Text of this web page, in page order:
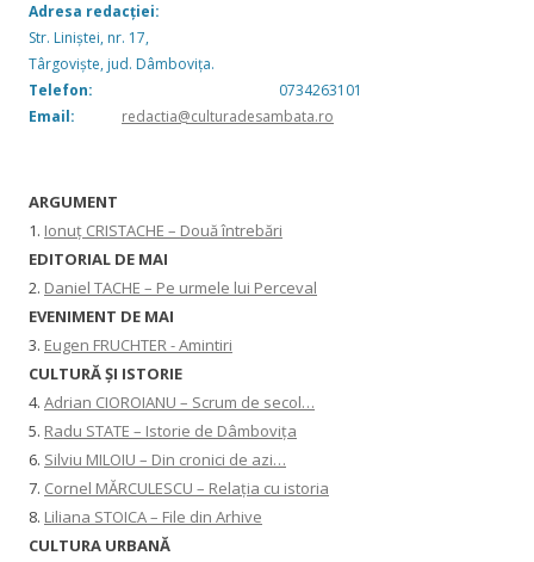
Adresa redacției:
Str. Liniștei, nr. 17,
Târgoviște, jud. Dâmbovița.
Telefon:
0734263101
Email: redactia@culturadesambata.ro
ARGUMENT
1. Ionuț CRISTACHE – Două întrebări
EDITORIAL DE MAI
2. Daniel TACHE – Pe urmele lui Perceval
EVENIMENT DE MAI
3. Eugen FRUCHTER - Amintiri
CULTURĂ ŞI ISTORIE
4. Adrian CIOROIANU – Scrum de secol…
5. Radu STATE – Istorie de Dâmbovița
6. Silviu MILOIU – Din cronici de azi…
7. Cornel MĂRCULESCU – Relația cu istoria
8. Liliana STOICA – File din Arhive
CULTURA URBANĂ